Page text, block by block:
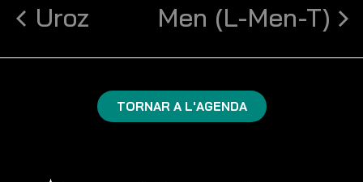
Uroz Men (L-Men-T)
TORNAR A L'AGENDA